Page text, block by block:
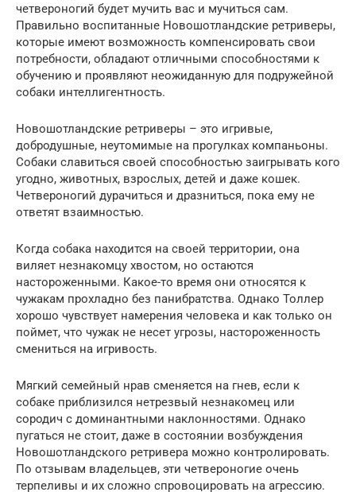
четвероногий будет мучить вас и мучиться сам.
Правильно воспитанные Новошотландские ретриверы,
которые имеют возможность компенсировать свои
потребности, обладают отличными способностями к
обучению и проявляют неожиданную для подружейной
собаки интеллигентность.
Новошотландские ретриверы – это игривые,
добродушные, неутомимые на прогулках компаньоны.
Собаки славиться своей способностью заигрывать кого
угодно, животных, взрослых, детей и даже кошек.
Четвероногий дурачиться и дразниться, пока ему не
ответят взаимностью.
Когда собака находится на своей территории, она
виляет незнакомцу хвостом, но остаются
настороженными. Какое-то время они относятся к
чужакам прохладно без панибратства. Однако Толлер
хорошо чувствует намерения человека и как только он
поймет, что чужак не несет угрозы, настороженность
смениться на игривость.
Мягкий семейный нрав сменяется на гнев, если к
собаке приблизился нетрезвый незнакомец или
сородич с доминантными наклонностями. Однако
пугаться не стоит, даже в состоянии возбуждения
Новошотландского ретривера можно контролировать.
По отзывам владельцев, эти четвероногие очень
терпеливы и их сложно спровоцировать на агрессию.